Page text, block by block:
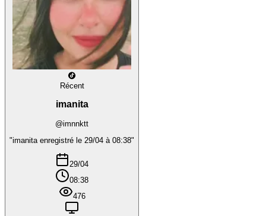
Récent
imanita
@imnnktt
"imanita enregistré le 29/04 à 08:38"
29/04
08:38
476